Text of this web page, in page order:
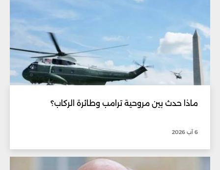
ماذا حدث بين مروحية ترامب وطائرة الركاب؟
6 آب 2026